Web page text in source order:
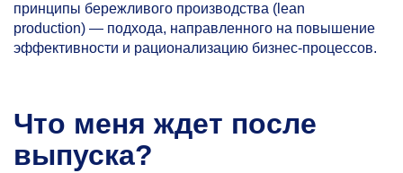
принципы бережливого производства (lean
production) — подхода, направленного на повышение
эффективности и рационализацию бизнес-процессов.
Что меня ждет после
выпуска?